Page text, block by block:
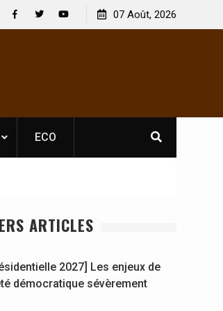
Présidentielle 2027] Les enjeux de
démocratique sévèrement touchés ?
07 Août, 2026
ECO
ARTICLES
2027] Les enjeux de
démocratique sévèrement